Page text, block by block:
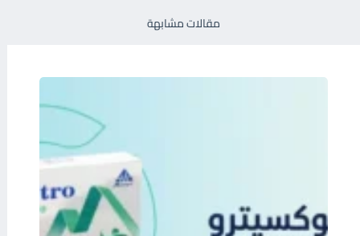
مقالات مشابهة